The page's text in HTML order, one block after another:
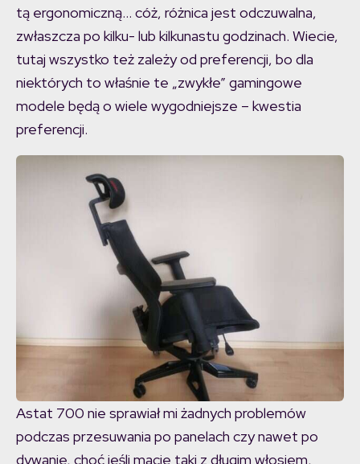
tą ergonomiczną… cóż, różnica jest odczuwalna,
zwłaszcza po kilku- lub kilkunastu godzinach. Wiecie,
tutaj wszystko też zależy od preferencji, bo dla
niektórych to właśnie te „zwykłe” gamingowe
modele będą o wiele wygodniejsze – kwestia
preferencji.
Astat 700 nie sprawiał mi żadnych problemów
podczas przesuwania po panelach czy nawet po
dywanie, choć jeśli macie taki z długim włosiem,